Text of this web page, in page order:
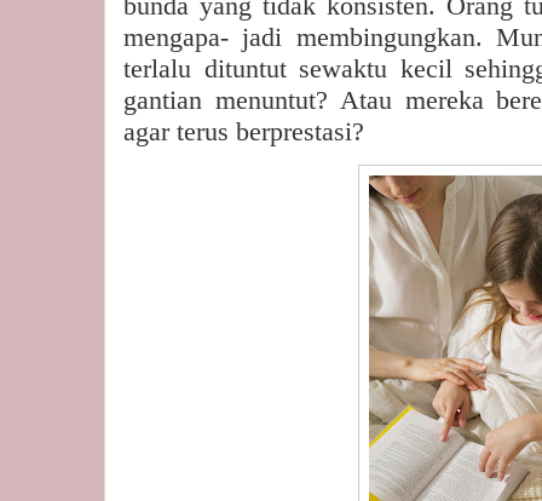
mengapa- jadi membingungkan.
terlalu dituntut sewaktu kecil
gantian menuntut? Atau mereka
agar terus berprestasi?